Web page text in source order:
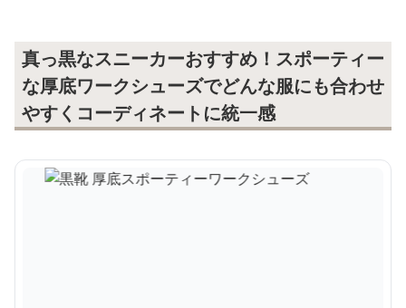
真っ黒なスニーカーおすすめ！スポーティー
な厚底ワークシューズでどんな服にも合わせ
やすくコーディネートに統一感